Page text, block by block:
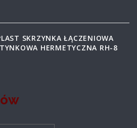
SKRZYNKA ŁĄCZENIOWA
HERMETYCZNA RH-8